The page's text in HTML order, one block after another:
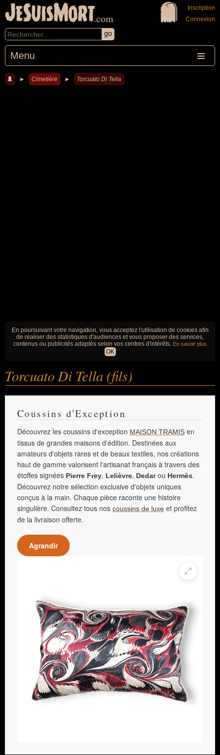
JeSuisMort.com
Menu
Inscription
Connexion
► Cimetière ► Torcuato Di Tella
En poursuivant votre navigation, vous acceptez l'utilisation de cookies afin
de réaliser des statistiques d'audiences et vous proposer des services,
contenus ou publicités adaptés selon vos centres d'intérêts. En savoir plus
OK
Torcuato Di Tella (fils)
Coussins d'Exception
Découvrez les coussins d'exception MAISON TRAMIS en
tissus de grandes maisons d'édition. Destinées aux
amateurs d'objets rares et de beaux textiles, nos créations
haut de gamme valorisent l'artisanat français à travers des
étoffes signées Pierre Frey, Lelièvre, Dedarou Hermès.
Découvrez notre sélection exclusive d'objets uniques
conçus à la main. Chaque pièce raconte une histoire
singulière. Consultez tous nos coussins de luxe et profitez
de la livraison offerte.
Agrandir